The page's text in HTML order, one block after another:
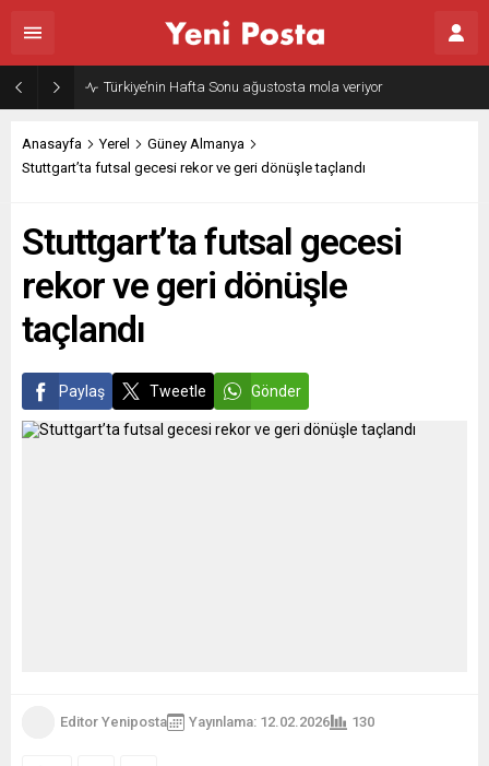
Gazze’nin geleceği: Teknokratik kontrol mü, kolonializm mi?
Anasayfa Yerel
Güney Almanya
Stuttgart’ta futsal gecesi rekor ve geri dönüşle taçlandı
Stuttgart’ta futsal gecesi
rekor ve geri dönüşle
taçlandı
Paylaş Tweetle Gönder
Editor Yeniposta Yayınlama: 12.02.2026 130